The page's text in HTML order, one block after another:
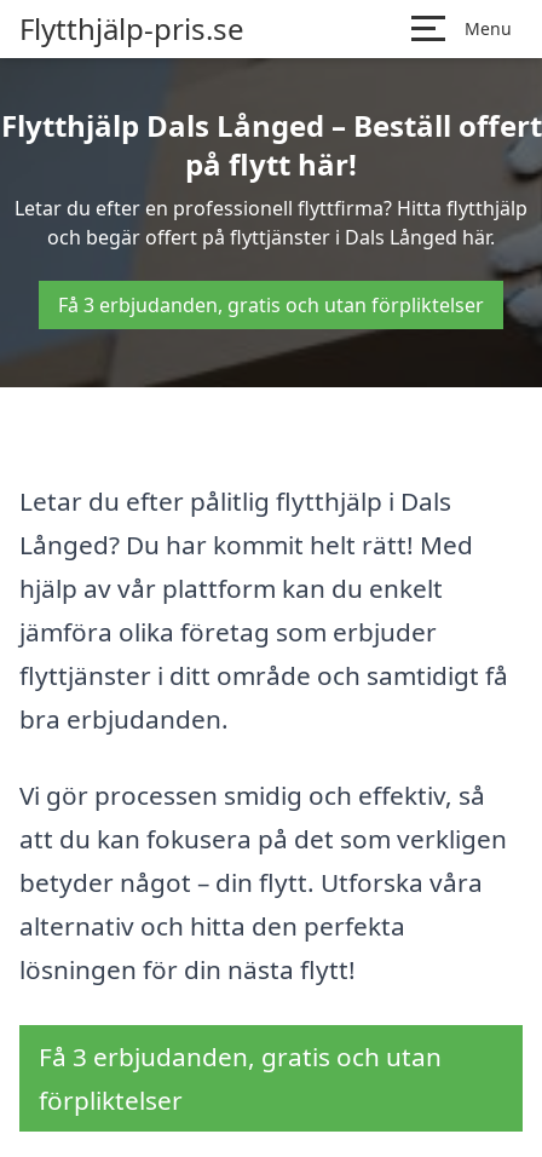
Flytthjälp-pris.se Menu
Flytthjälp Dals Långed – Beställ offert
på flytt här!
Letar du efter en professionell flyttfirma? Hitta flytthjälp
och begär offert på flyttjänster i Dals Långed här.
Få 3 erbjudanden, gratis och utan förpliktelser
Letar du efter pålitlig flytthjälp i Dals
Långed? Du har kommit helt rätt! Med
hjälp av vår plattform kan du enkelt
jämföra olika företag som erbjuder
flyttjänster i ditt område och samtidigt få
bra erbjudanden.
Vi gör processen smidig och effektiv, så
att du kan fokusera på det som verkligen
betyder något – din flytt. Utforska våra
alternativ och hitta den perfekta
lösningen för din nästa flytt!
Få 3 erbjudanden, gratis och utan
förpliktelser